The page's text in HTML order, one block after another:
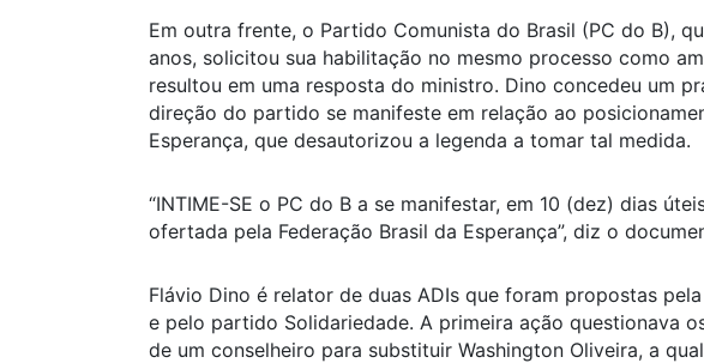
Em outra frente, o Partido Comunista do Brasil (PC do B),
anos, solicitou sua habilitação no mesmo processo como
resultou em uma resposta do ministro. Dino concedeu um
direção do partido se manifeste em relação ao
Esperança, que desautorizou a legenda a tomar tal medida.
“INTIME-SE o PC do B a se manifestar, em 10 (dez) dias
ofertada pela Federação Brasil da Esperança”, diz o
Flávio Dino é relator de duas ADIs que foram propostas
e pelo partido Solidariedade. A primeira ação questionava
de um conselheiro para substituir Washington Oliveira, a